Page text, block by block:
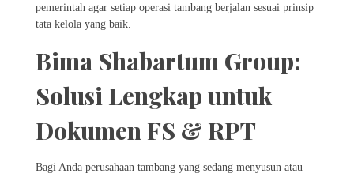
pemerintah agar setiap operasi tambang berjalan sesuai prinsip
tata kelola yang baik.
Bima Shabartum Group:
Solusi Lengkap untuk
Dokumen FS & RPT
Bagi Anda perusahaan tambang yang sedang menyusun atau